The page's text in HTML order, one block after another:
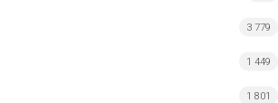
3 779
1 449
1 801